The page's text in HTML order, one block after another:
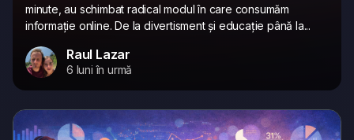
minute, au schimbat radical modul în care consumăm
informație online. De la divertisment și educație până la...
Raul Lazar
6 luni în urmă